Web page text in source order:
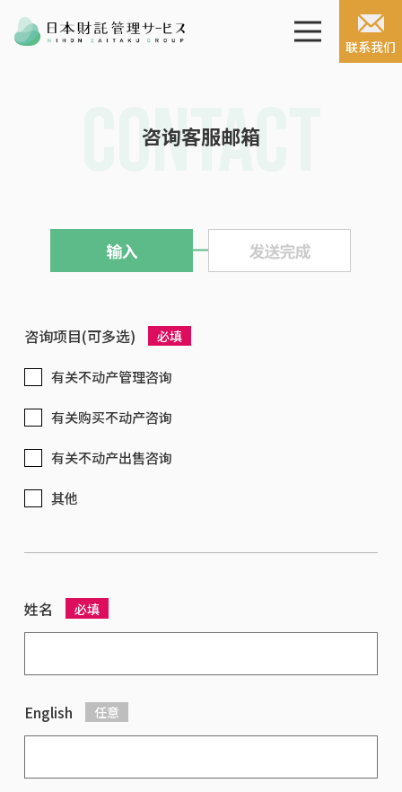
专职团队
繁体中文 ／ 简体中文 ／ English
联系我们
咨询客服邮箱
CONTACT
咨询项目 必填
(可多选)
有关不动产管理咨询
有关购买不动产咨询
有关不动产出售咨询
其他
姓名 必填
English 任意